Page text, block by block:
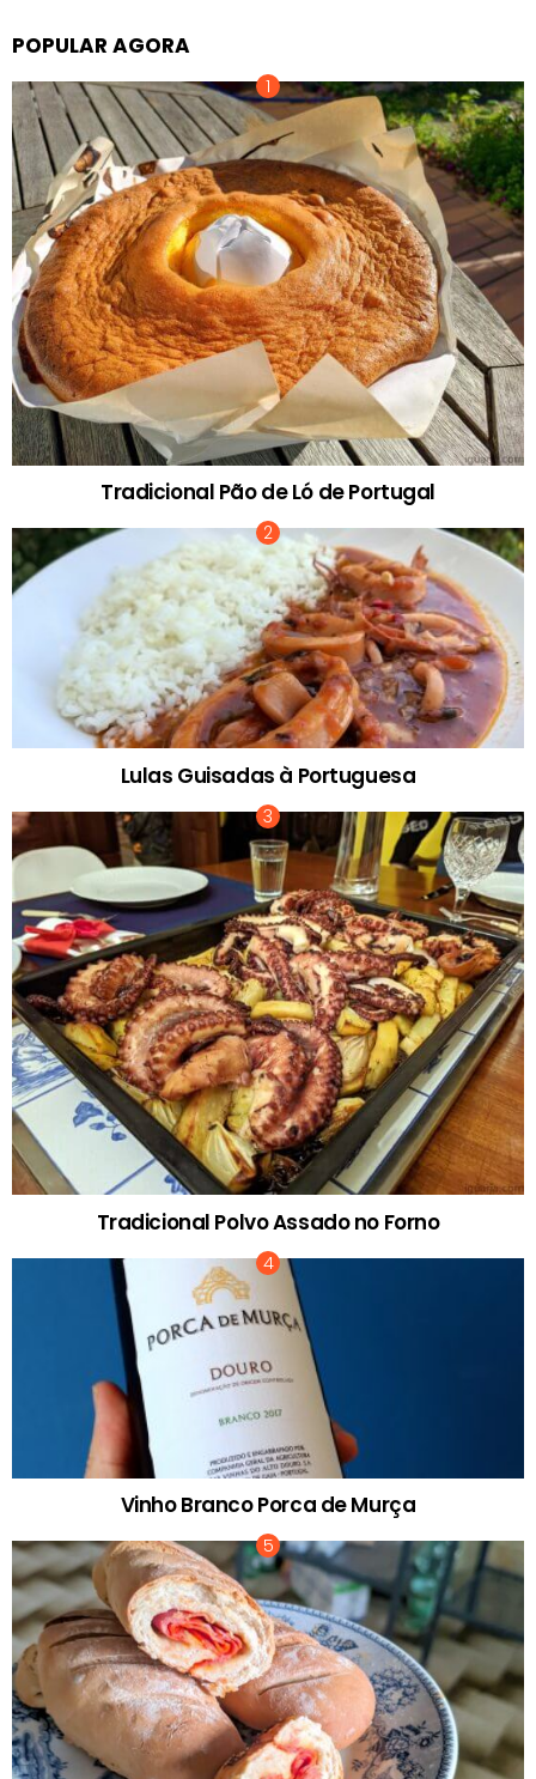
POPULAR AGORA
Tradicional Pão de Ló de Portugal
Lulas Guisadas à Portuguesa
Tradicional Polvo Assado no Forno
Vinho Branco Porca de Murça